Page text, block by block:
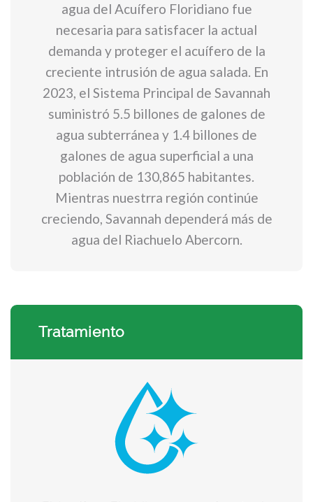
agua del Acuífero Floridiano fue
necesaria para satisfacer la actual
demanda y proteger el acuífero de la
creciente intrusión de agua salada. En
2023, el Sistema Principal de Savannah
suministró 5.5 billones de galones de
agua subterránea y 1.4 billones de
galones de agua superficial a una
población de 130,865 habitantes.
Mientras nuestrra región continúe
creciendo, Savannah dependerá más de
agua del Riachuelo Abercorn.
Tratamiento